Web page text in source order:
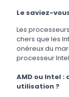
Le saviez-
Les
chers que les
onéreux du
processeur
AMD ou Intel
utilisation ?